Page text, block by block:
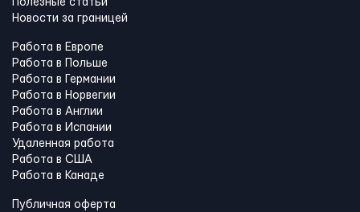
Полезные статьи
Новости за границей
Работа в Европе
Работа в Польше
Работа в Германии
Работа в Норвегии
Работа в Англии
Работа в Испании
Удаленная работа
Работа в США
Работа в Канадe
Публичная оферта